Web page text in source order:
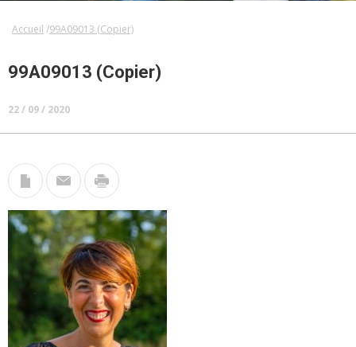
Accueil 99A09013 (Copier)
99A09013 (Copier)
22 / 09 / 2020